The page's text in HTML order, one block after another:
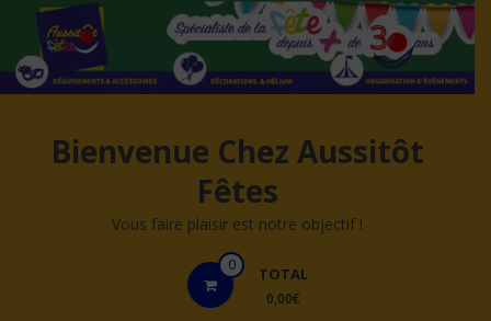
contenu
Bienvenue Chez Aussitôt
Fêtes
Vous faire plaisir est notre objectif !
0 TOTAL
0,00€